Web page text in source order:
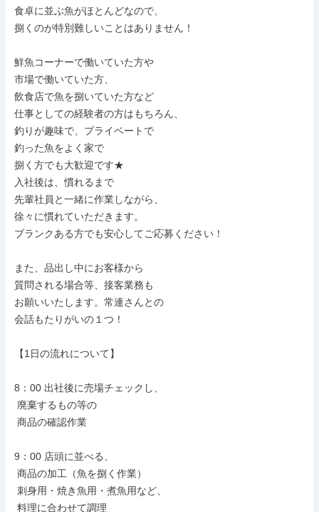
食卓に並ぶ魚がほとんどなので、
捌くのが特別難しいことはありません！
鮮魚コーナーで働いていた方や
市場で働いていた方、
飲食店で魚を捌いていた方など
仕事としての経験者の方はもちろん、
釣りが趣味で、プライベートで
釣った魚をよく家で
捌く方でも大歓迎です★
入社後は、慣れるまで
先輩社員と一緒に作業しながら、
徐々に慣れていただきます。
ブランクある方でも安心してご応募ください！
また、品出し中にお客様から
質問される場合等、接客業務も
お願いいたします。常連さんとの
会話もたりがいの１つ！
【1日の流れについて】
8：00 出社後に売場チェックし、
9：00 店頭に並べる、